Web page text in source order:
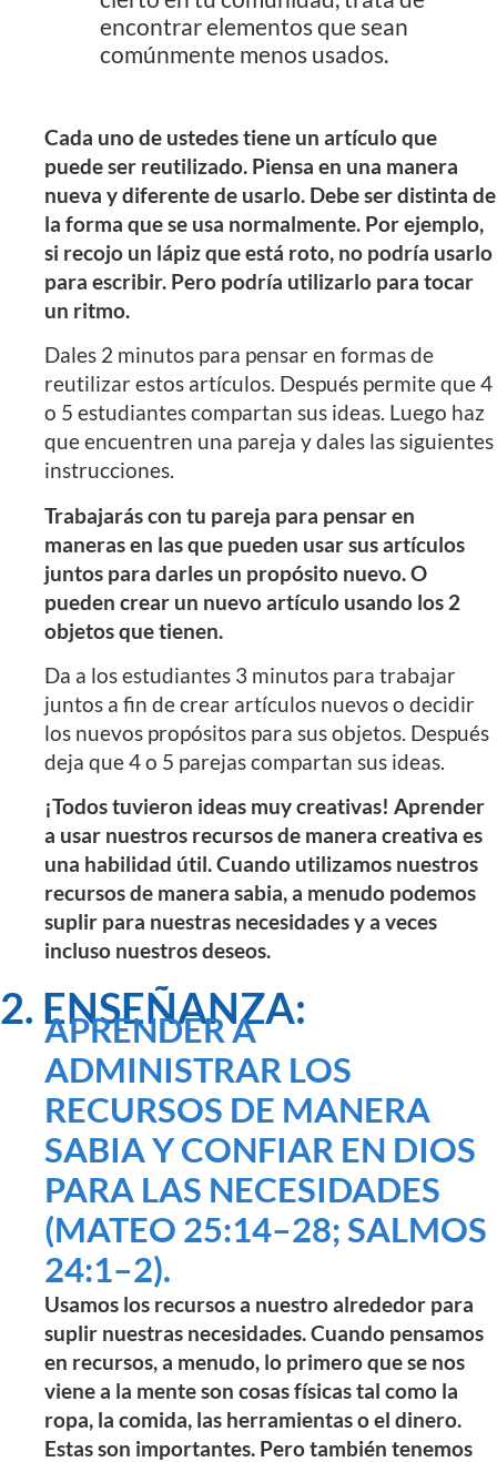
encontrar elementos que sean
comúnmente menos usados.
Cada uno de ustedes tiene un artículo que
puede ser reutilizado. Piensa en una manera
nueva y diferente de usarlo. Debe ser distinta de
la forma que se usa normalmente. Por ejemplo,
si recojo un lápiz que está roto, no podría usarlo
para escribir. Pero podría utilizarlo para tocar
un ritmo.
Dales 2 minutos para pensar en formas de
reutilizar estos artículos. Después permite que 4
o 5 estudiantes compartan sus ideas. Luego haz
que encuentren una pareja y dales las siguientes
instrucciones.
Trabajarás con tu pareja para pensar en
maneras en las que pueden usar sus artículos
juntos para darles un propósito nuevo. O
pueden crear un nuevo artículo usando los 2
objetos que tienen.
Da a los estudiantes 3 minutos para trabajar
juntos a fin de crear artículos nuevos o decidir
los nuevos propósitos para sus objetos. Después
deja que 4 o 5 parejas compartan sus ideas.
¡Todos tuvieron ideas muy creativas! Aprender
a usar nuestros recursos de manera creativa es
una habilidad útil. Cuando utilizamos nuestros
recursos de manera sabia, a menudo podemos
suplir para nuestras necesidades y a veces
incluso nuestros deseos.
2. ENSEÑANZA:
APRENDER A
ADMINISTRAR LOS
RECURSOS DE MANERA
SABIA Y CONFIAR EN DIOS
PARA LAS NECESIDADES
(MATEO 25:14–28; SALMOS
24:1–2).
Usamos los recursos a nuestro alrededor para
suplir nuestras necesidades. Cuando pensamos
en recursos, a menudo, lo primero que se nos
viene a la mente son cosas físicas tal como la
ropa, la comida, las herramientas o el dinero.
Estas son importantes. Pero también tenemos